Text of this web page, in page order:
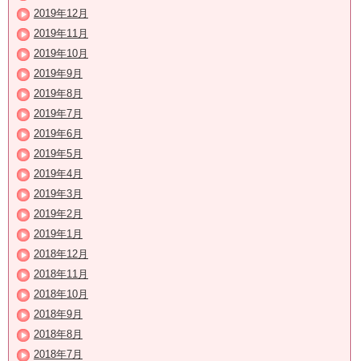
2019年12月
2019年11月
2019年10月
2019年9月
2019年8月
2019年7月
2019年6月
2019年5月
2019年4月
2019年3月
2019年2月
2019年1月
2018年12月
2018年11月
2018年10月
2018年9月
2018年8月
2018年7月